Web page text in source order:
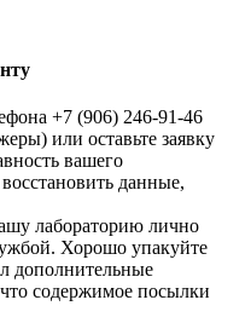
+7 (906) 246-91-46
или оставьте заявку
вашего
данные,
лабораторию лично
Хорошо упакуйте
дополнительные
содержимое посылки